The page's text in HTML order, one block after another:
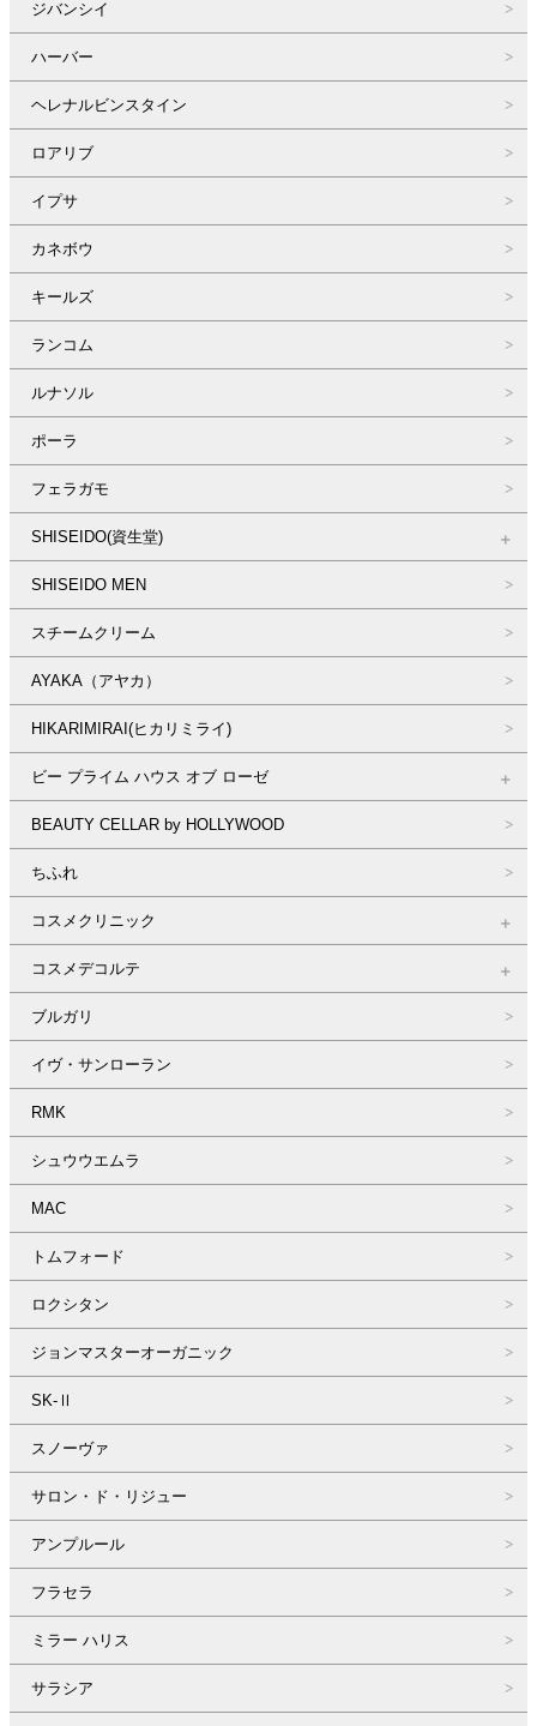
ジバンシイ
ハーバー
ヘレナルビンスタイン
ロアリブ
イプサ
カネボウ
キールズ
ランコム
ルナソル
ポーラ
フェラガモ
SHISEIDO(資生堂)
SHISEIDO MEN
スチームクリーム
AYAKA（アヤカ）
HIKARIMIRAI(ヒカリミライ)
ビー プライム ハウス オブ ローゼ
BEAUTY CELLAR by HOLLYWOOD
ちふれ
コスメクリニック
コスメデコルテ
ブルガリ
イヴ・サンローラン
RMK
シュウウエムラ
MAC
トムフォード
ロクシタン
ジョンマスターオーガニック
SK-Ⅱ
スノーヴァ
サロン・ド・リジュー
アンプルール
フラセラ
ミラー ハリス
サラシア